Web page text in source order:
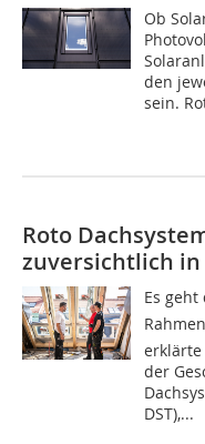
Ob
den
sein.
Roto
zuversichtlich
Es
erklärte
der
DST),...